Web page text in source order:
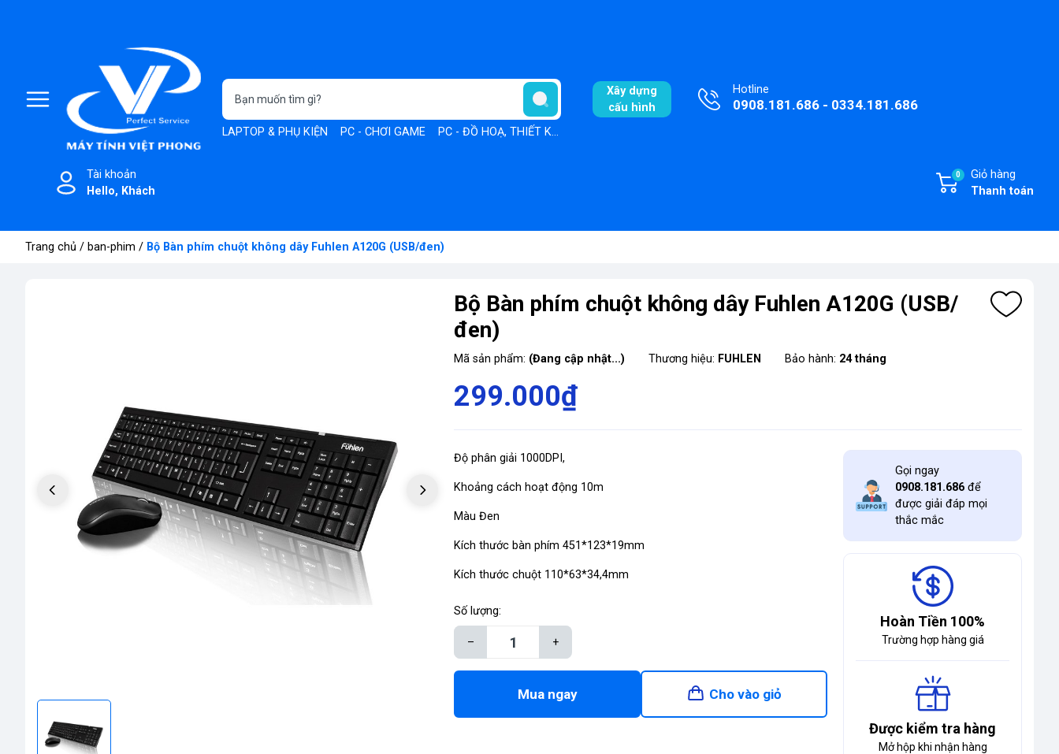
LAPTOP & PHỤ KIỆN PC - CHƠI GAME PC - ĐỒ HOẠ, THIẾT KẾ
Xây dựng
cấu hình
Hotline
0908.181.686 - 0334.181.686
Tài khoản
Hello, Khách
Giỏ hàng
Thanh toán
0
Trang chủ / ban-phim / Bộ Bàn phím chuột không dây Fuhlen A120G (USB/đen)
Bộ Bàn phím chuột không dây Fuhlen A120G (USB/
đen)
Mã sản phẩm: (Đang cập nhật...) Thương hiệu: FUHLEN Bảo hành: 24 tháng
299.000₫
Độ phân giải 1000DPI,
Khoảng cách hoạt động 10m
Màu Đen
Kích thước bàn phím 451*123*19mm
Kích thước chuột 110*63*34,4mm
Số lượng:
– +
Mua ngay Cho vào giỏ
Gọi ngay
0908.181.686 để
được giải đáp mọi
thắc mắc
Hoàn Tiền 100%
Trường hợp hàng giá
Được kiểm tra hàng
Mở hộp khi nhận hàng